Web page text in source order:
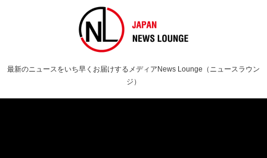
最新のニュースをいち早くお届けするメディアNews Lounge（ニュースラウン
ジ）